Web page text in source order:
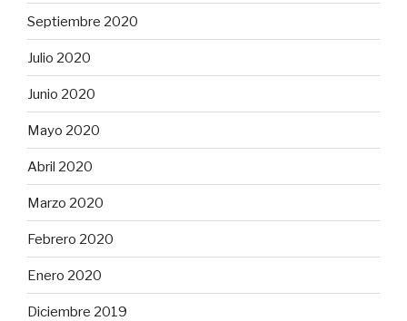
Septiembre 2020
Julio 2020
Junio 2020
Mayo 2020
Abril 2020
Marzo 2020
Febrero 2020
Enero 2020
Diciembre 2019